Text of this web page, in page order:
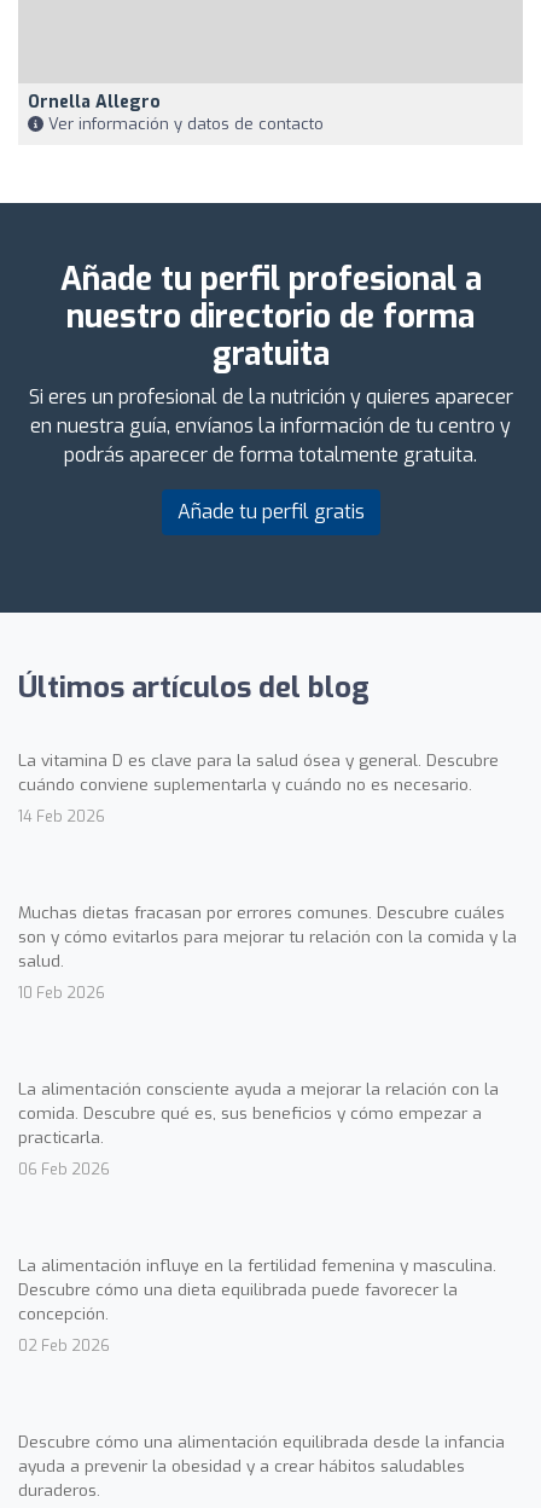
Ornella Allegro
Ver información y datos de contacto
Añade tu perfil profesional a
nuestro directorio de forma
gratuita
Si eres un profesional de la nutrición y quieres aparecer
en nuestra guía, envíanos la información de tu centro y
podrás aparecer de forma totalmente gratuita.
Añade tu perfil gratis
Últimos artículos del blog
La vitamina D es clave para la salud ósea y general. Descubre
cuándo conviene suplementarla y cuándo no es necesario.
14 Feb 2026
Muchas dietas fracasan por errores comunes. Descubre cuáles
son y cómo evitarlos para mejorar tu relación con la comida y la
salud.
10 Feb 2026
La alimentación consciente ayuda a mejorar la relación con la
comida. Descubre qué es, sus beneficios y cómo empezar a
practicarla.
06 Feb 2026
La alimentación influye en la fertilidad femenina y masculina.
Descubre cómo una dieta equilibrada puede favorecer la
concepción.
02 Feb 2026
Descubre cómo una alimentación equilibrada desde la infancia
ayuda a prevenir la obesidad y a crear hábitos saludables
duraderos.